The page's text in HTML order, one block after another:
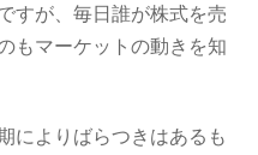
すが、毎日誰が株式を売
もマーケットの動きを知
によりばらつきはあるも